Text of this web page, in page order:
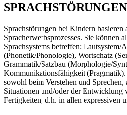
Sprachstörungen bei Kindern basieren
Spracherwerbsprozesses. Sie können
Sprachsystems betreffen: Lautsystem/
(Phonetik/Phonologie), Wortschatz
Grammatik/Satzbau (Morphologie/
Kommunikationsfähigkeit (Pragmatik).
sowohl beim Verstehen und
Situationen und/oder der Entwicklung
Fertigkeiten, d.h. in allen expressiven